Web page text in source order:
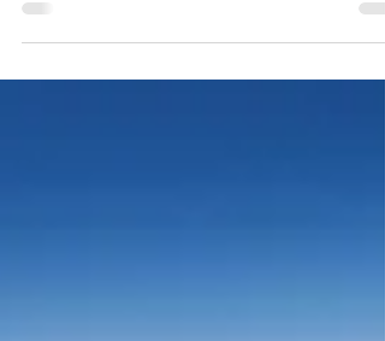
vulnerabilidades de alta gravidade foram...